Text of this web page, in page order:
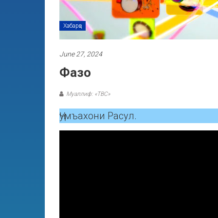
Хабарҳо
June 27, 2024
Фазо
Муаллиф: «ТВС»
Ҷумъахони Расул.